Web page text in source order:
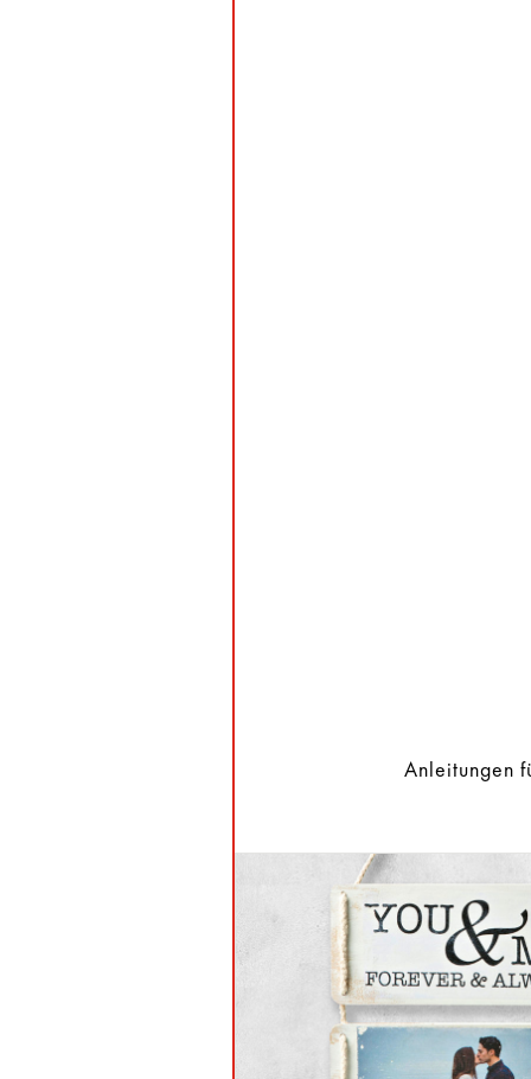
Anleitungen